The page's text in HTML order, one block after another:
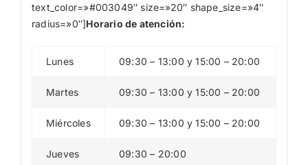
text_color=»#003049″ size=»20″ shape_size=»4″
radius=»0″]Horario de atención:
Lunes 09:30 – 13:00 y 15:00 – 20:00
Martes 09:30 – 13:00 y 15:00 – 20:00
Miércoles 09:30 – 13:00 y 15:00 – 20:00
Jueves 09:30 – 20:00